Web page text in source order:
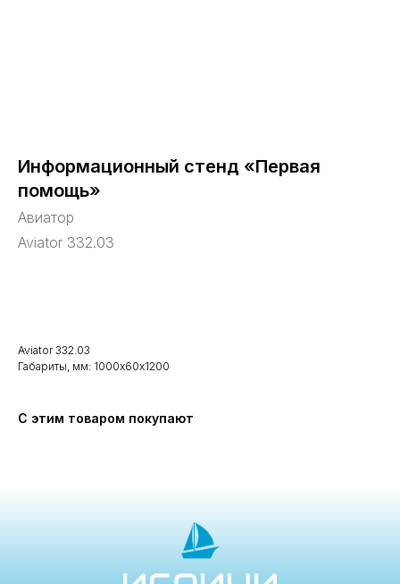
Информационный стенд «Первая
помощь»
Авиатор
Aviator 332.03
Aviator 332.03
Габариты, мм: 1000х60х1200
С этим товаром покупают